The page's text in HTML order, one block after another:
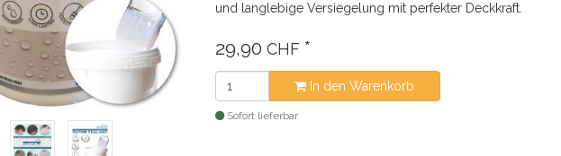
und langlebige Versiegelung mit perfekter Deckkraft.
29,90 CHF *
In den Warenkorb
Sofort lieferbar